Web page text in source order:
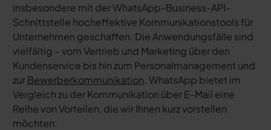
insbesondere mit der WhatsApp-Business-API-
Schnittstelle hocheffektive Kommunikationstools für
Unternehmen geschaffen. Die Anwendungsfälle sind
vielfältig – vom Vertrieb und Marketing über den
Kundenservice bis hin zum Personalmanagement und
zurBewerberkommunikation. WhatsApp bietet im
Vergleich zu der Kommunikation über E-Mail eine
Reihe von Vorteilen, die wir Ihnen kurz vorstellen
möchten: